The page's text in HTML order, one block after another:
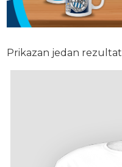
Prikazan jedan rezultat